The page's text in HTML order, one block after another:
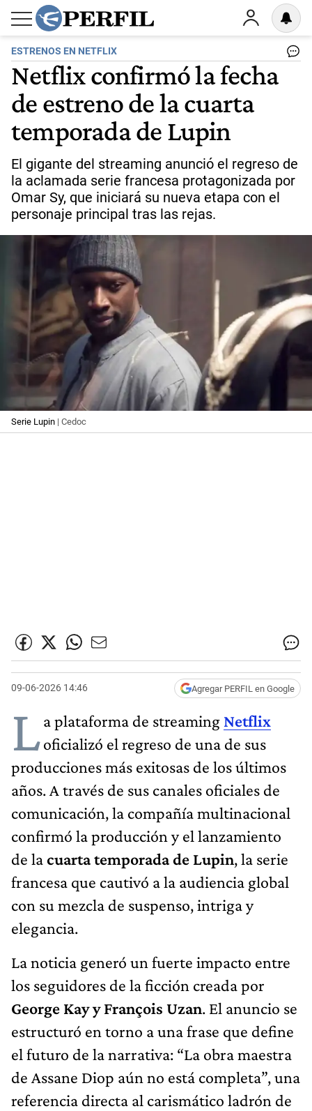
ESTRENOS EN NETFLIX
Netflix confirmó la fecha
de estreno de la cuarta
temporada de Lupin
El gigante del streaming anunció el regreso de
la aclamada serie francesa protagonizada por
Omar Sy, que iniciará su nueva etapa con el
personaje principal tras las rejas.
Serie Lupin | Cedoc
09-06-2026 14:46 Agregar PERFIL en Google
La plataforma de streaming Netflix
oficializó el regreso de una de sus
producciones más exitosas de los últimos
años. A través de sus canales oficiales de
comunicación, la compañía multinacional
confirmó la producción y el lanzamiento
de lacuarta temporada de Lupin, la serie
francesa que cautivó a la audiencia global
con su mezcla de suspenso, intriga y
elegancia.
La noticia generó un fuerte impacto entre
los seguidores de la ficción creada por
George Kay y François Uzan. El anuncio se
estructuró en torno a una frase que define
el futuro de la narrativa: “La obra maestra
de Assane Diop aún no está completa”, una
referencia directa al carismático ladrón de